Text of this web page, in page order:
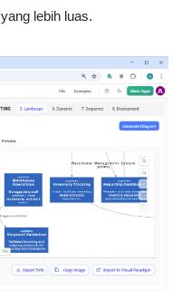
lebih luas.